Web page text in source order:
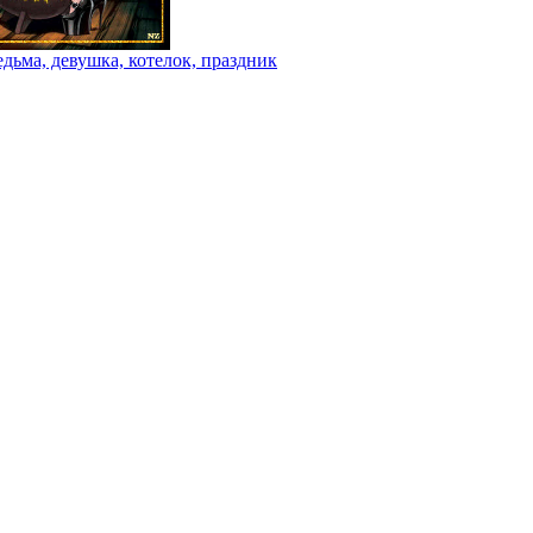
девушка, котелок, праздник